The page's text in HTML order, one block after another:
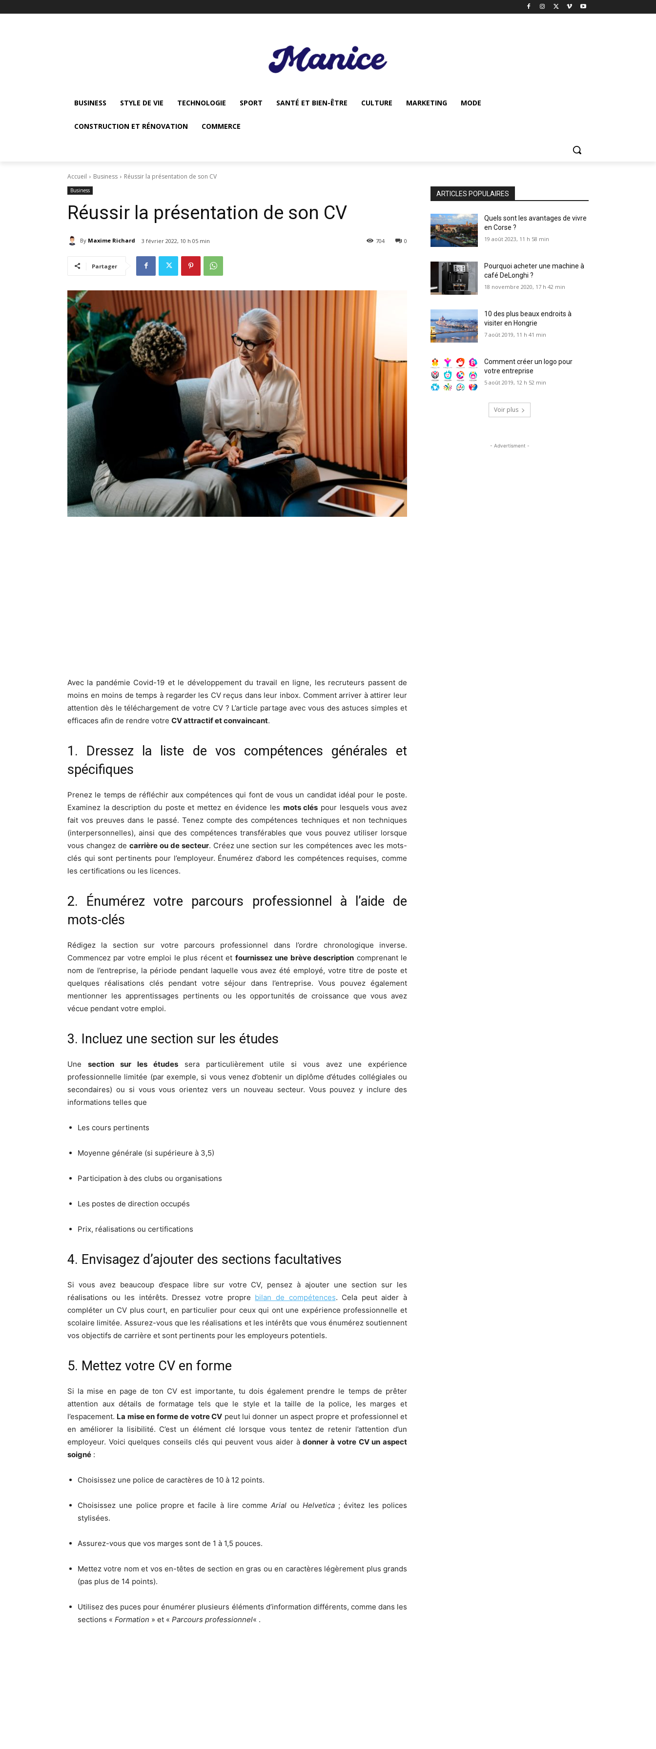
BUSINESS STYLE DE VIE TECHNOLOGIE SPORT SANTÉ ET BIEN-ÊTRE CULTURE MARKETING MODE
CONSTRUCTION ET RÉNOVATION COMMERCE
Accueil Business Réussir la présentation de son CV
Business
Réussir la présentation de son CV
By Maxime Richard 3 février 2022, 10 h 05 min 0
704
Partager
Avec la pandémie Covid-19 et le développement du travail en ligne, les recruteurs passent de
moins en moins de temps à regarder les CV reçus dans leur inbox. Comment arriver à attirer leur
attention dès le téléchargement de votre CV ? L’article partage avec vous des astuces simples et
efficaces afin de rendre votre CV attractif et convaincant.
1. Dressez la liste de vos compétences générales et
spécifiques
Prenez le temps de réfléchir aux compétences qui font de vous un candidat idéal pour le poste.
Examinez la description du poste et mettez en évidence les mots clés pour lesquels vous avez
fait vos preuves dans le passé. Tenez compte des compétences techniques et non techniques
(interpersonnelles), ainsi que des compétences transférables que vous pouvez utiliser lorsque
vous changez de carrière ou de secteur. Créez une section sur les compétences avec les mots-
clés qui sont pertinents pour l’employeur. Énumérez d’abord les compétences requises, comme
les certifications ou les licences.
2. Énumérez votre parcours professionnel à l’aide de
mots-clés
Rédigez la section sur votre parcours professionnel dans l’ordre chronologique inverse.
Commencez par votre emploi le plus récent et fournissez une brève description comprenant le
nom de l’entreprise, la période pendant laquelle vous avez été employé, votre titre de poste et
quelques réalisations clés pendant votre séjour dans l’entreprise. Vous pouvez également
mentionner les apprentissages pertinents ou les opportunités de croissance que vous avez
vécue pendant votre emploi.
3. Incluez une section sur les études
Une section sur les étudessera particulièrement utile si vous avez une expérience
professionnelle limitée (par exemple, si vous venez d’obtenir un diplôme d’études collégiales ou
secondaires) ou si vous vous orientez vers un nouveau secteur. Vous pouvez y inclure des
informations telles que
Les cours pertinents
Moyenne générale (si supérieure à 3,5)
Participation à des clubs ou organisations
Les postes de direction occupés
Prix, réalisations ou certifications
4. Envisagez d’ajouter des sections facultatives
Si vous avez beaucoup d’espace libre sur votre CV, pensez à ajouter une section sur les
réalisations ou les intérêts. Dressez votre propre bilan de compétences. Cela peut aider à
compléter un CV plus court, en particulier pour ceux qui ont une expérience professionnelle et
scolaire limitée. Assurez-vous que les réalisations et les intérêts que vous énumérez soutiennent
vos objectifs de carrière et sont pertinents pour les employeurs potentiels.
5. Mettez votre CV en forme
Si la mise en page de ton CV est importante, tu dois également prendre le temps de prêter
attention aux détails de formatage tels que le style et la taille de la police, les marges et
l’espacement. La mise en forme de votre CV peut lui donner un aspect propre et professionnel et
en améliorer la lisibilité. C’est un élément clé lorsque vous tentez de retenir l’attention d’un
employeur. Voici quelques conseils clés qui peuvent vous aider àdonner à votre CV un aspect
soigné :
Choisissez une police de caractères de 10 à 12 points.
Choisissez une police propre et facile à lire commeArial ou Helvetica; évitez les polices
stylisées.
Assurez-vous que vos marges sont de 1 à 1,5 pouces.
Mettez votre nom et vos en-têtes de section en gras ou en caractères légèrement plus grands
(pas plus de 14 points).
Utilisez des puces pour énumérer plusieurs éléments d’information différents, comme dans les
sections « Formation » et « Parcours professionnel« .
ARTICLES POPULAIRES
Quels sont les avantages de vivre
en Corse ?
19 août 2023, 11 h 58 min
Pourquoi acheter une machine à
café DeLonghi ?
18 novembre 2020, 17 h 42 min
10 des plus beaux endroits à
visiter en Hongrie
7 août 2019, 11 h 41 min
Comment créer un logo pour
votre entreprise
5 août 2019, 12 h 52 min
Voir plus
- Advertisment -